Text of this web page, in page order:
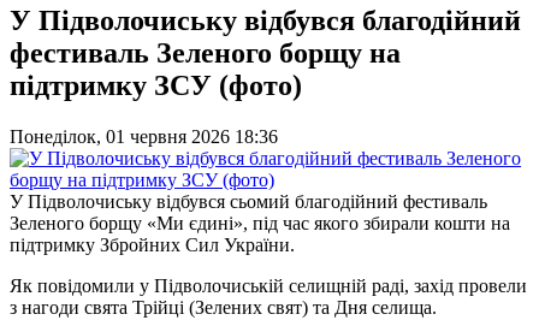
У Підволочиську відбувся благодійний
фестиваль Зеленого борщу на
підтримку ЗСУ (фото)
Понеділок, 01 червня 2026 18:36
У Підволочиську відбувся сьомий благодійний фестиваль
Зеленого борщу «Ми єдині», під час якого збирали кошти на
підтримку Збройних Сил України.
Як повідомили у Підволочиській селищній раді, захід провели
з нагоди свята Трійці (Зелених свят) та Дня селища.